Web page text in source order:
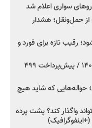
سواری اعلام شد
از حمل‌ونقل؛ هشدار
رقیب تازه برای فورد و
فروش کوییک اس از امروز در مرداد ۱۴۰۵ / پیش‌پرداخت ۴۹۹
حواله‌هایی که شاید هیچ
واگذار کند؟ پشت پرده